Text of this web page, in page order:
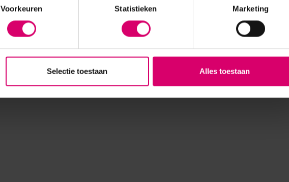
Voorkeuren Statistieken Marketing
Selectie toestaan Alles toestaan